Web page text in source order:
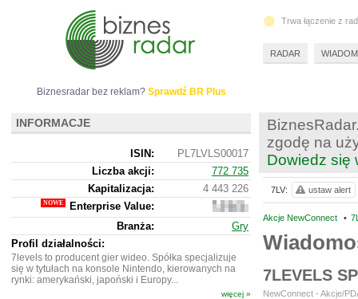
zgodę na
Dowiedz się
Akcje NewConnect •
7LEVELS
NewConnect - Akcje/
7LV: ustaw alert
Biznesradar bez reklam? Sprawdź BR Plus
INFORMACJE
ISIN:
PL7LVLS00017
Liczba akcji:
772 735
Kapitalizacja:
4 443 226
Enterprise Value:
4
402
226
Branża:
Gry
Profil działalności:
7levels to producent gier wideo. Spółka specjalizuje
się w tytułach na konsole Nintendo, kierowanych na
rynki: amerykański, japoński i Europy...
więcej »
Trwa łączenie z
RADAR